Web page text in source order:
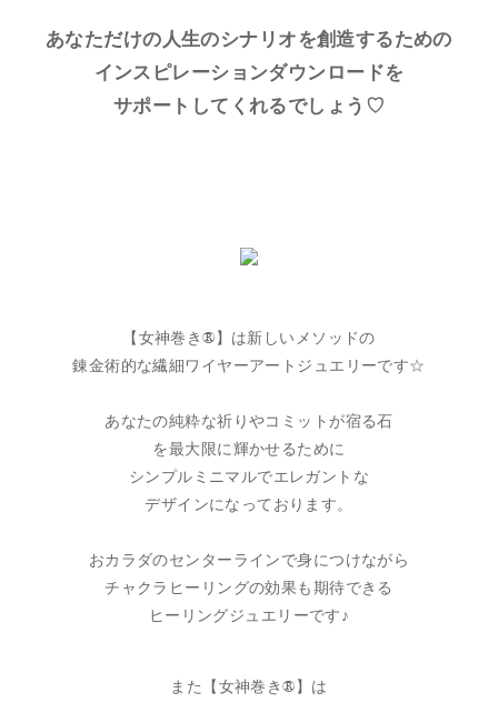
あなただけの人生のシナリオを創造するための
インスピレーションダウンロードを
サポートしてくれるでしょう♡
【女神巻き®】は新しいメソッドの
錬金術的な繊細ワイヤーアートジュエリーです☆
あなたの純粋な祈りやコミットが宿る石
を最大限に輝かせるために
シンプルミニマルでエレガントな
デザインになっております。
おカラダのセンターラインで身につけながら
チャクラヒーリングの効果も期待できる
ヒーリングジュエリーです♪
また【女神巻き®】は